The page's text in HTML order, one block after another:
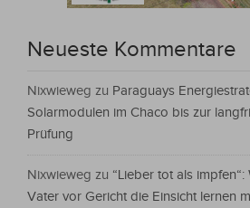
Neueste Kommentare
Nixwieweg zu Paraguays
Solarmodulen im Chaco bis zur
Prüfung
Nixwieweg zu “Lieber tot als
Vater vor Gericht die Einsicht lernen